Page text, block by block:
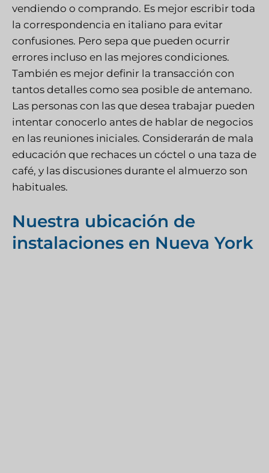
vendiendo o comprando. Es mejor escribir toda
la correspondencia en italiano para evitar
confusiones. Pero sepa que pueden ocurrir
errores incluso en las mejores condiciones.
También es mejor definir la transacción con
tantos detalles como sea posible de antemano.
Las personas con las que desea trabajar pueden
intentar conocerlo antes de hablar de negocios
en las reuniones iniciales. Considerarán de mala
educación que rechaces un cóctel o una taza de
café, y las discusiones durante el almuerzo son
habituales.
Nuestra ubicación de
instalaciones en Nueva York